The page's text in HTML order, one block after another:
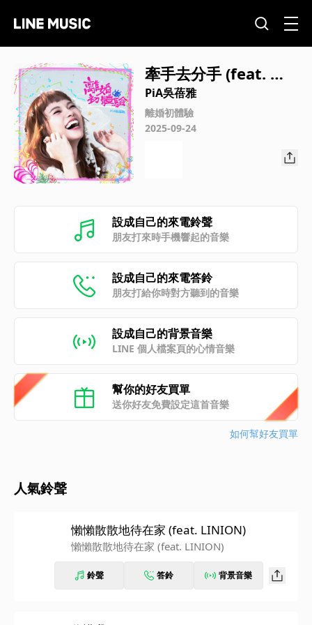
牽手去分手 (feat. 周
自從)
PiA吳蓓雅
離婚初體驗
2025-09-24
設成自己的來電鈴聲
朋友打來時手機響起的音樂
設成自己的來電答鈴
朋友打給你時對方聽到的音樂
設成自己的背景音樂
LINE 個人檔案頁的心情音樂
幫你的好友買單
送你好友免費設定這首音樂
如何幫好友買單
人氣鈴聲
懶懶散散地待在家 (feat. LINION)
懶懶散散地待在家 (feat. LINION)
鈴聲 答鈴 背景音樂